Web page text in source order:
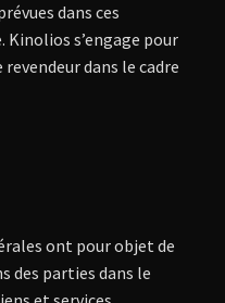
dans ces
s’engage pour
dans le cadre
ont pour objet de
des parties dans le